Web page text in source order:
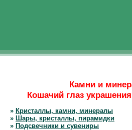
Камни и
Кошачий глаз
» Кристаллы, камни, минералы
» Шары, кристаллы, пирамидки
» Подсвечники и сувениры